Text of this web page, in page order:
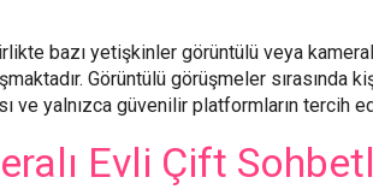
bazı yetişkinler görüntülü veya
Görüntülü görüşmeler sırasında
ve yalnızca güvenilir platformların tercih
Evli Çift